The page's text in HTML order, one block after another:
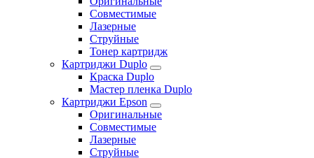
Совместимые
Лазерные
Струйные
Тонер картридж
Картриджи Duplo
Краска Duplo
Мастер пленка Duplo
Картриджи Epson
Оригинальные
Совместимые
Лазерные
Струйные